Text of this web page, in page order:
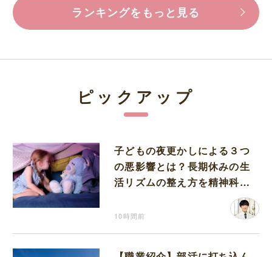
ランキングをもっと見る
ピックアップ
子どもの夜更かしによる３つ
の悪影響とは？長期休みの生
活リズムの整え方を精神科医
10時間前